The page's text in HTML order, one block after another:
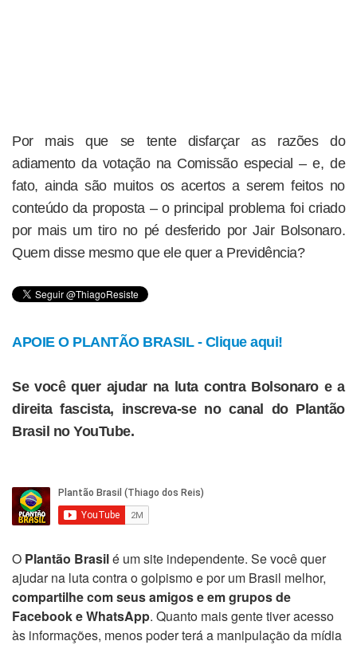
Por mais que se tente disfarçar as razões do
adiamento da votação na Comissão especial – e, de
fato, ainda são muitos os acertos a serem feitos no
conteúdo da proposta – o principal problema foi criado
por mais um tiro no pé desferido por Jair Bolsonaro.
Quem disse mesmo que ele quer a Previdência?
APOIE O PLANTÃO BRASIL - Clique aqui!
Se você quer ajudar na luta contra Bolsonaro e a
direita fascista, inscreva-se no canal do Plantão
Brasil no YouTube.
O Plantão Brasilé um site independente. Se você quer
ajudar na luta contra o golpismo e por um Brasil melhor,
compartilhe com seus amigos e em grupos de
Facebook e WhatsApp. Quanto mais gente tiver acesso
às informações, menos poder terá a manipulação da mídia